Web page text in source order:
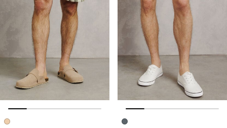
Image précédente
Image suivante
Image précédente
Image suivante